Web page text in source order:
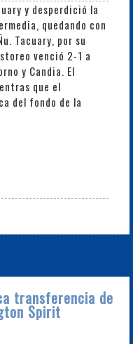
y desperdició la
quedando con
Tacuary, por su
venció 2-1 a
y Candia. El
que el
del fondo de la
transferencia de
Spirit